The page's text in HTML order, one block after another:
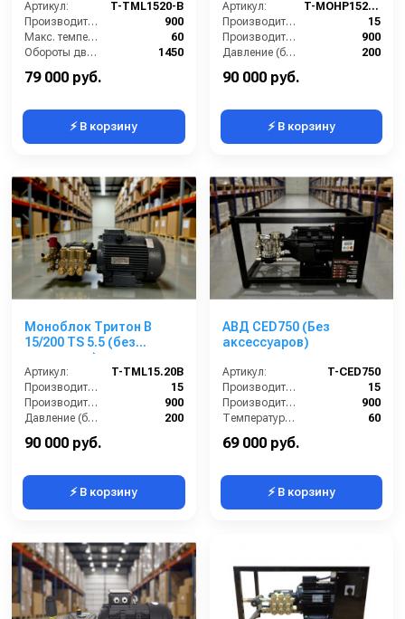
Артикул:
T-TML1520-В
Производительность (л/ч):
900
Макс. температура воды на входе (°C):
60
Обороты двигателя (об/мин):
1450
Электропитание (В):
79 000 руб.
⚡ В корзину
теплозащитой)
Артикул:
T-MOHP1520R
Производительность (л/мин):
15
Производительность (л/ч):
900
Давление (бар):
200
Напряжение (В):
90 000 руб.
⚡ В корзину
Моноблок Тритон B
15/200 TS 5.5 (без
электрики)
Артикул:
T-TML15.20B
Производительность (л/мин):
15
Производительность (л/ч):
900
Давление (бар):
200
Мощность (кВт):
90 000 руб.
⚡ В корзину
АВД CED750 (Без
аксессуаров)
Артикул:
T-CED750
Производительность (л/мин):
15
Производительность (л/ч):
900
Температура (°C):
60
Давление (бар):
69 000 руб.
⚡ В корзину